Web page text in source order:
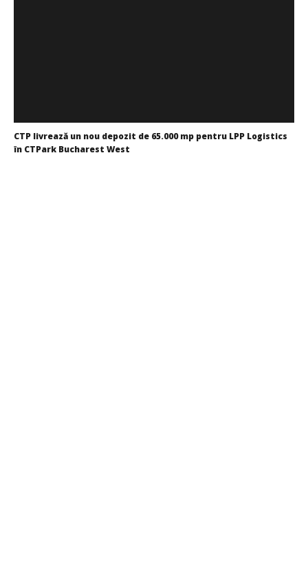
CTP livrează un nou depozit de 65.000 mp pentru LPP Logistics
în CTPark Bucharest West